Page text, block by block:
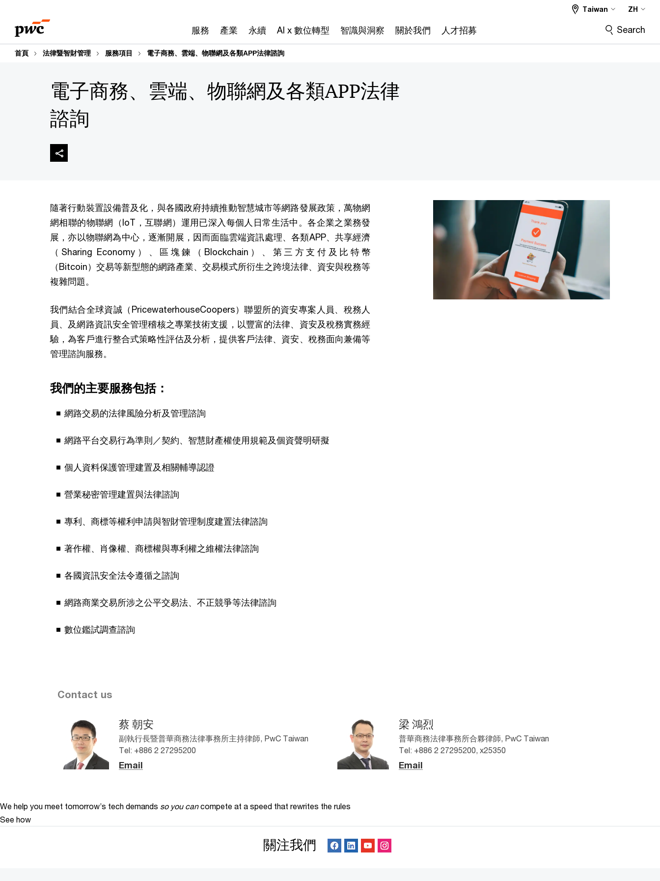
content
footer
服務 產業 永續 AI x 數位轉型 智識與洞察 關於我們 人才招募
Taiwan ZH
Search
首頁 法律暨智財管理 服務項目 電子商務、雲端、物聯網及各類APP法律諮詢
電子商務、雲端、物聯網及各類APP法律
諮詢
隨著行動裝置設備普及化，與各國政府持續推動智慧城市等網路發展政策，萬物網
網相聯的物聯網（IoT，互聯網）運用已深入每個人日常生活中。各企業之業務發
展，亦以物聯網為中心，逐漸開展，因而面臨雲端資訊處理、各類APP、共享經濟
（Sharing Economy）、區塊鍊（Blockchain）、第三方支付及比特幣
（Bitcoin）交易等新型態的網路產業、交易模式所衍生之跨境法律、資安與稅務等
複雜問題。
我們結合全球資誠（PricewaterhouseCoopers）聯盟所的資安專案人員、稅務人
員、及網路資訊安全管理稽核之專業技術支援，以豐富的法律、資安及稅務實務經
驗，為客戶進行整合式策略性評估及分析，提供客戶法律、資安、稅務面向兼備等
管理諮詢服務。
我們的主要服務包括：
網路交易的法律風險分析及管理諮詢
網路平台交易行為準則／契約、智慧財產權使用規範及個資聲明研擬
個人資料保護管理建置及相關輔導認證
營業秘密管理建置與法律諮詢
專利、商標等權利申請與智財管理制度建置法律諮詢
著作權、肖像權、商標權與專利權之維權法律諮詢
各國資訊安全法令遵循之諮詢
網路商業交易所涉之公平交易法、不正競爭等法律諮詢
數位鑑試調查諮詢
Contact us
蔡 朝安
副執行長暨普華商務法律事務所主持律師, PwC Taiwan
Tel: +886 2 27295200
Email
梁 鴻烈
普華商務法律事務所合夥律師, PwC Taiwan
Tel: +886 2 27295200, x25350
Email
We help you meet tomorrow’s tech demands so you can compete at a speed that rewrites the rules
See how
關注我們